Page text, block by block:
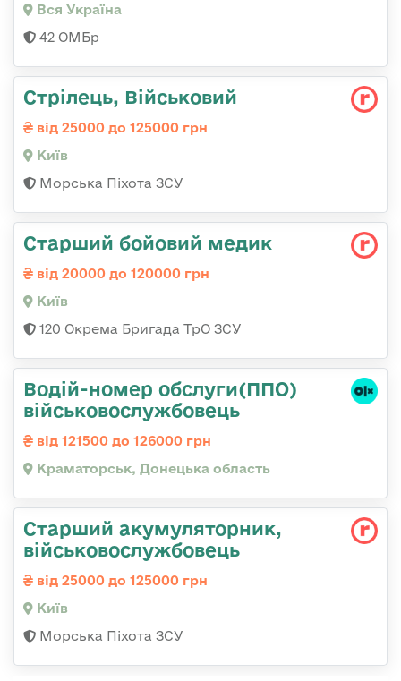
Вся Україна
42 ОМБр
Стрілець, Військовий
від 25000 до 125000 грн
Київ
Морська Піхота ЗСУ
Старший бойовий медик
від 20000 до 120000 грн
Київ
120 Окрема Бригада ТрО ЗСУ
Водій-номер обслуги(ППО)
військовослужбовець
від 121500 до 126000 грн
Краматорськ, Донецька область
Старший акумуляторник,
військовослужбовець
від 25000 до 125000 грн
Київ
Морська Піхота ЗСУ